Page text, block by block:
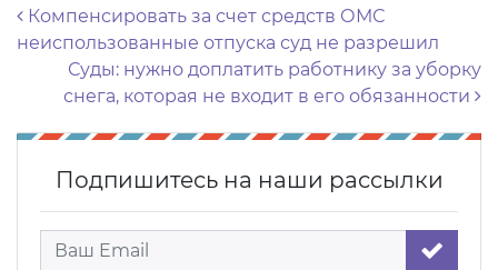
Навигация по записям
Компенсировать за счет средств ОМС
неиспользованные отпуска суд не разрешил
Суды: нужно доплатить работнику за уборку
снега, которая не входит в его обязанности
Подпишитесь на наши рассылки